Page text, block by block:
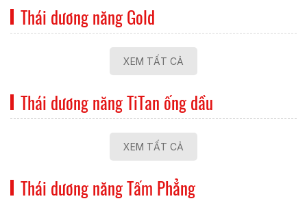
Thái dương năng Gold
XEM TẤT CẢ
Thái dương năng TiTan ống dầu
XEM TẤT CẢ
Thái dương năng Tấm Phẳng